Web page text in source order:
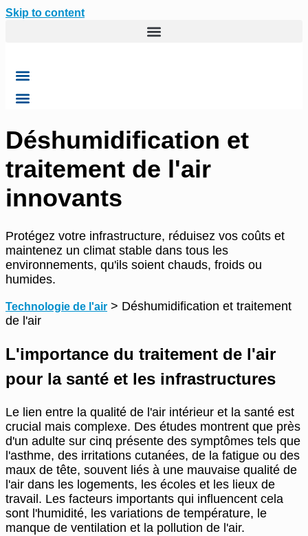
Skip to content
Déshumidification et
traitement de l'air
innovants
Protégez votre infrastructure, réduisez vos coûts et
maintenez un climat stable dans tous les
environnements, qu'ils soient chauds, froids ou
humides.
Technologie de l'air > Déshumidification et traitement
de l'air
L'importance du traitement de l'air
pour la santé et les infrastructures
Le lien entre la qualité de l'air intérieur et la santé est
crucial mais complexe. Des études montrent que près
d'un adulte sur cinq présente des symptômes tels que
l'asthme, des irritations cutanées, de la fatigue ou des
maux de tête, souvent liés à une mauvaise qualité de
l'air dans les logements, les écoles et les lieux de
travail. Les facteurs importants qui influencent cela
sont l'humidité, les variations de température, le
manque de ventilation et la pollution de l'air.